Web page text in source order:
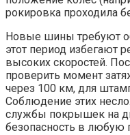
рокировка проходила
Новые шины требуют
этот период избегают
высоких скоростей.
проверить момент
через 100 км, для
Соблюдение этих
службы покрышек на
безопасность в любую